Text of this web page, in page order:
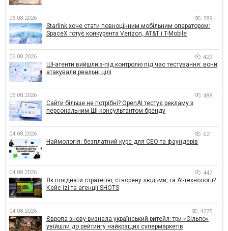
06.08.2026 289
Starlink хоче стати повноцінним мобільним оператором:
SpaceX готує конкурента Verizon, AT&T і T-Mobile
06.08.2026 429
ШІ-агенти вийшли з-під контролю під час тестування: вони
атакували реальні цілі
05.08.2026 488
Сайти більше не потрібні? OpenAI тестує рекламу з
персональним ШІ-консультантом бренду
04.08.2026 621
Наймологія: безплатний курс для CEO та фаундерів
04.08.2026 447
Як поєднати стратегію, створену людьми, та AI-технології?
Кейс izi та агенції SHOTS
04.08.2026 4275
Європа знову визнала український ритейл: три «Сільпо»
увійшли до рейтингу найкращих супермаркетів